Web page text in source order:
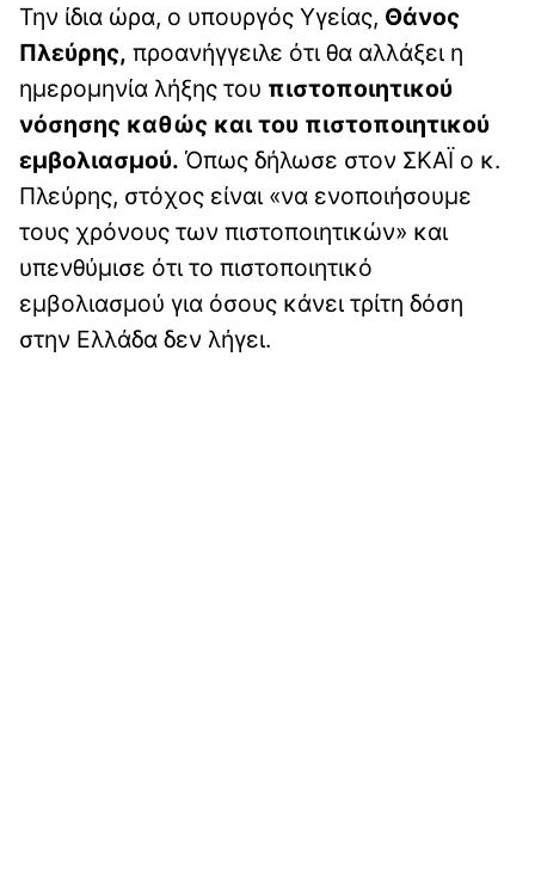
Την ίδια ώρα, ο υπουργός Υγείας, Θάνος
Πλεύρης, προανήγγειλε ότι θα αλλάξει η
ημερομηνία λήξης του πιστοποιητικού
νόσησης καθώς και του πιστοποιητικού
εμβολιασμού. Όπως δήλωσε στον ΣΚΑΪ ο κ.
Πλεύρης, στόχος είναι «να ενοποιήσουμε
τους χρόνους των πιστοποιητικών» και
υπενθύμισε ότι το πιστοποιητικό
εμβολιασμού για όσους κάνει τρίτη δόση
στην Ελλάδα δεν λήγει.